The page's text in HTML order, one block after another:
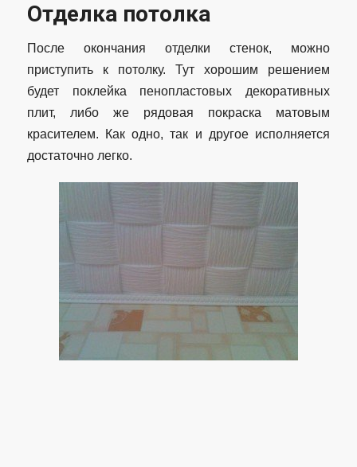
Отделка потолка
После окончания отделки стенок, можно
приступить к потолку. Тут хорошим решением
будет поклейка пенопластовых декоративных
плит, либо же рядовая покраска матовым
красителем. Как одно, так и другое исполняется
достаточно легко.